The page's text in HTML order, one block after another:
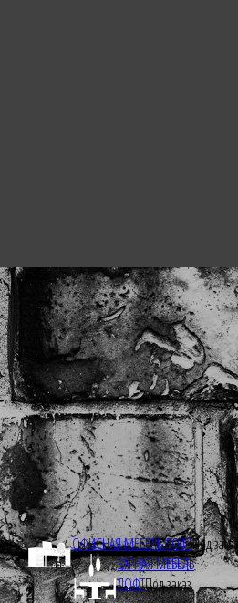
ОФИСНАЯ МЕБЕЛЬ ЛОФТПод заказ
БАРНАЯ МЕБЕЛЬ
ЛОФТПод заказ